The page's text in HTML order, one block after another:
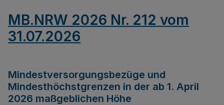
MB.NRW 2026 Nr. 212 vom
31.07.2026
Mindestversorgungsbezüge und
Mindesthöchstgrenzen in der ab 1. April
2026 maßgeblichen Höhe